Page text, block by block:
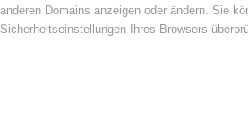
anderen Domains anzeigen oder ändern. Sie
Sicherheitseinstellungen Ihres Browsers